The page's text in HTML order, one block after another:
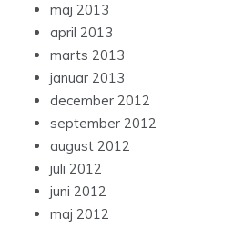
maj 2013
april 2013
marts 2013
januar 2013
december 2012
september 2012
august 2012
juli 2012
juni 2012
maj 2012